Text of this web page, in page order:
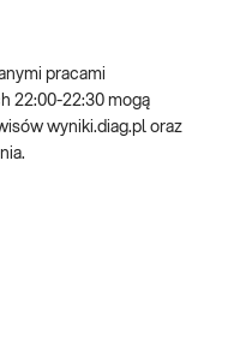
pracami
22:00-22:30 mogą
wyniki.diag.pl oraz